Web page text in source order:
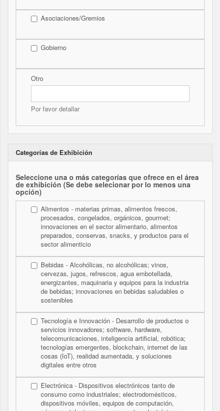
Asociaciones/Gremios
Gobierno
Otro
Por favor detallar
Categorías de Exhibición
Seleccione una o más categorías que ofrece en el área
de exhibición (Se debe selecionar por lo menos una
opción)
Alimentos - materias primas, alimentos frescos,
procesados, congelados, orgánicos, gourmet;
innovaciones en el sector alimentario, alimentos
preparados, conservas, snacks, y productos para el
sector alimenticio
Bebidas - Alcohólicas, no alcohólicas; vinos,
cervezas, jugos, refrescos, agua embotellada,
energizantes, maquinaria y equipos para la industria
de bebidas; innovaciones en bebidas saludables o
sostenibles
Tecnología e Innovación - Desarrollo de productos o
servicios innovadores; software, hardware,
telecomunicaciones, inteligencia artificial, robótica;
tecnologías emergentes, blockchain, internet de las
cosas (IoT), realidad aumentada, y soluciones
digitales entre otros
Electrónica - Dispositivos electrónicos tanto de
consumo como industriales; electrodomésticos,
dispositivos móviles, equipos de computación,